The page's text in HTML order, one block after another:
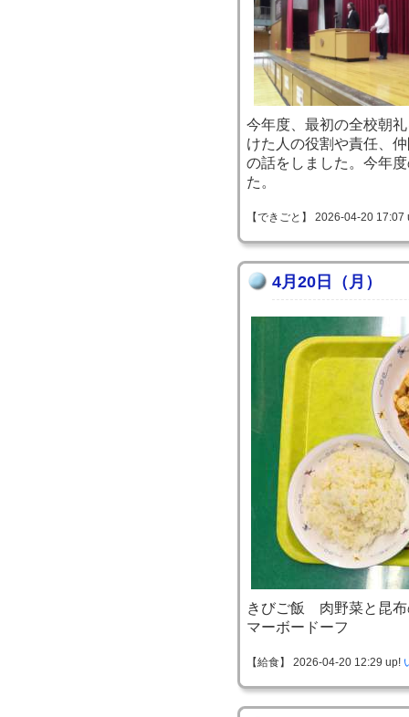
今年度、最初の全校朝
けた人の役割や責任、
の話をしました。今年
た。
【できごと】 2026-04-20
4月20日（月）
きびご飯 肉野菜と昆布
マーボードーフ
【給食】 2026-04-20 12:29 up!